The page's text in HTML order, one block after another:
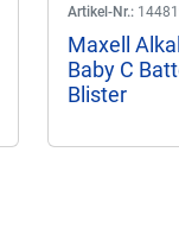
Artikel-Nr.:
Maxell
Baby C
Blister